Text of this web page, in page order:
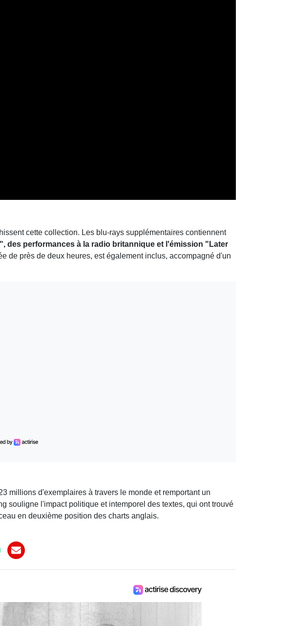
cette collection. Les blu-rays supplémentaires contiennent
des performances à la radio britannique et l'émission "Later
de près de deux heures, est également inclus, accompagné d'un
millions d'exemplaires à travers le monde et remportant un
souligne l'impact politique et intemporel des textes, qui ont trouvé
en deuxième position des charts anglais.